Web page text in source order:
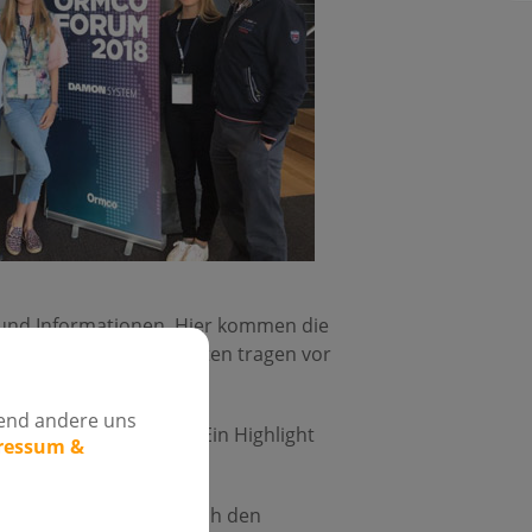
andere uns
&
Informationen. Hier kommen die
hochkarätige Referenten tragen vor
durchgeführt. Ein Highlight
Damon-Referent auch den